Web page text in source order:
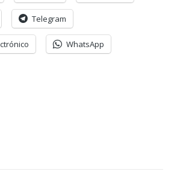
Telegram
WhatsApp